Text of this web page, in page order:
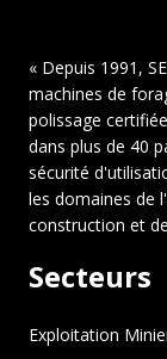
« Depuis 1991,
machines de
polissage
dans plus de 40
sécurité
les domaines de
construction et
Secteurs
Exploitation